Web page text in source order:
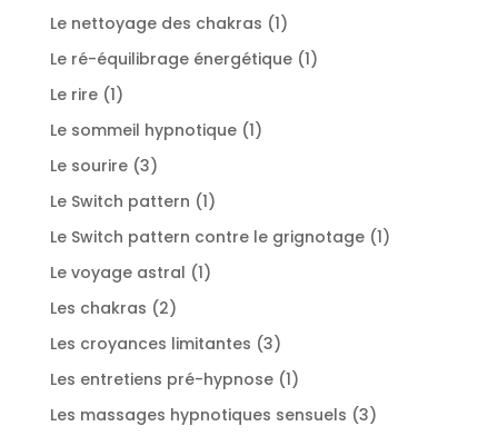
produits
Le nettoyage des chakras 11
produit
Le ré-équilibrage énergétique 11
Le rire 11
produit
Le sommeil hypnotique 11
Le sourire 33
produits
Le Switch pattern 11
produit
Le Switch pattern contre le grignotage 11
Le voyage astral 11
Les chakras 22
produits
Les croyances limitantes 33
produits
Les entretiens pré-hypnose 11
produit
Les massages hypnotiques sensuels 33